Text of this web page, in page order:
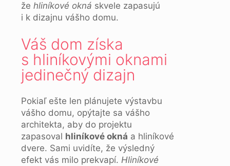
že hliníkové okná skvele zapasujú
i k dizajnu vášho domu.
Váš dom získa
s hliníkovými oknami
jedinečný dizajn
Pokiaľ ešte len plánujete výstavbu
vášho domu, opýtajte sa vášho
architekta, aby do projektu
zapasoval hliníkové okná a hliníkové
dvere. Sami uvidíte, že výsledný
efekt vás milo prekvapí. Hliníkové